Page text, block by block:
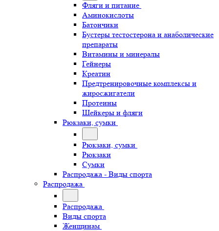
Фляги и питание
Аминокислоты
Батончики
Бустеры тестостерона и анаболические
препараты
Витамины и минералы
Гейнеры
Креатин
Предтренировочные комплексы и
жиросжигатели
Протеины
Шейкеры и фляги
Рюкзаки, сумки
Рюкзаки, сумки
Рюкзаки
Сумки
Распродажа - Виды спорта
Распродажа
Распродажа
Виды спорта
Женщинам